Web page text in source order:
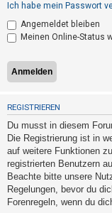
R
e
i
s
t
r
i
e
r
e
n
Ich habe mein Passwort
Angemeldet bleiben
Meinen Online-Status
REGISTRIEREN
Du musst in diesem
Die Registrierung ist in
auf weitere Funktionen
registrierten Benutzern
Beachte bitte unsere
Regelungen, bevor du
Forenregeln, wenn du